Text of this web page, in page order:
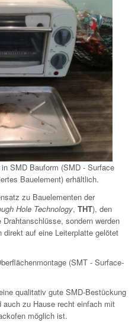
SMD Bauform (SMD - Surface
Bauelement) erhältlich.
zu Bauelementen der
Hole Technology, THT), den
Drahtanschlüsse, sondern werden
auf eine Leiterplatte gelötet
(SMT - Surface-
qualitativ gute SMD-Bestückung
auch zu Hause recht einfach mit
möglich ist.